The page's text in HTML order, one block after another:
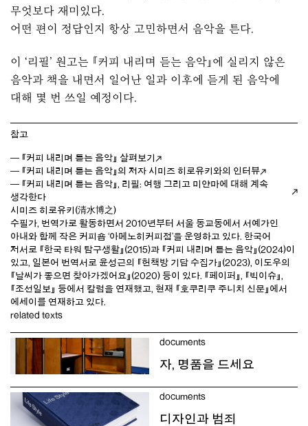
무엇보다 재미있다.
어떤 편이 정답인지 항상 고민하면서 음악을 튼다.
이 ‘리필’ 원고는 『커피 내리며 듣는 음악』에 실리지 않은
음악과 책을 내면서 일어난 일과 이후에 듣게 된 음악에
대해 몇 번 쓰일 예정이다.
참고
― 『커피 내리며 듣는 음악』 살펴보기
― 『커피 내리며 듣는 음악』의 저자 시미즈 히로유키와의 인터뷰
― 『커피 내리며 듣는 음악』, 리필: 여행 그리고 미얀마에 대해 계속
생각한다
시미즈 히로유키(清水博之)
수필가, 번역가로 활동하면서 2010년부터 서울 동교동에서 서예가인
아내와 함께 작은 커피숍 ‘아메노히커피점’을 운영하고 있다. 한국어
저서로 『한국 타워 탐구생활』(2015)과 『커피 내리며 듣는 음악』 (2024)이
있고, 일본어 번역서로 윤성근의 『헌책방 기담 수집가』(2023), 이도우의
『날씨가 좋으면 찾아가겠어요』(2020) 등이 있다. 『페이퍼』, 『빅이슈』,
『조선일보』 등에서 칼럼을 연재했고, 현재 『호쿠리쿠 주니치 신문』에서
에세이를 연재하고 있다.
related texts
documents
자, 명품을 드세요
documents
디자인과 범죄